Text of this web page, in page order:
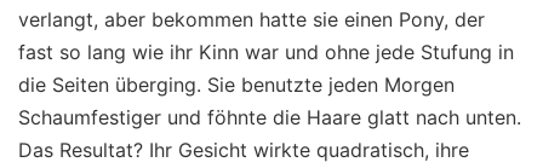
verlangt, aber bekommen hatte sie einen Pony, der
fast so lang wie ihr Kinn war und ohne jede Stufung in
die Seiten überging. Sie benutzte jeden Morgen
Schaumfestiger und föhnte die Haare glatt nach unten.
Das Resultat? Ihr Gesicht wirkte quadratisch, ihre